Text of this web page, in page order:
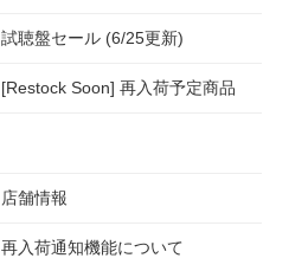
試聴盤セール (6/25更新)
[Restock Soon] 再入荷予定商品
店舗情報
再入荷通知機能について